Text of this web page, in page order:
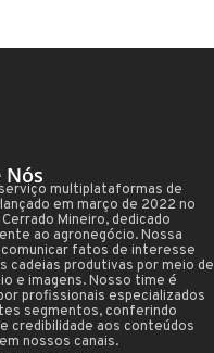
Nós
multiplataformas de
em março de 2022 no
Mineiro, dedicado
ao agronegócio. Nossa
fatos de interesse
cadeias produtivas por meio de
e imagens. Nosso time é
profissionais especializados
segmentos, conferindo
credibilidade aos conteúdos
nossos canais.